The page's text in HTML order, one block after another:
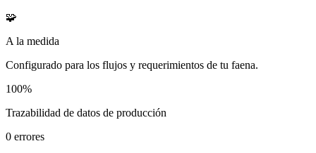
🧩
A la medida
Configurado para los flujos y requerimientos de tu faena.
100%
Trazabilidad de datos de producción
0 errores